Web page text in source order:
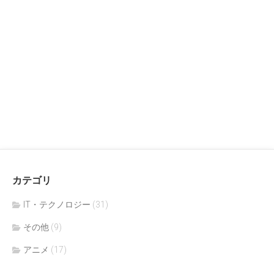
カテゴリ
IT・テクノロジー (31)
その他 (9)
アニメ (17)